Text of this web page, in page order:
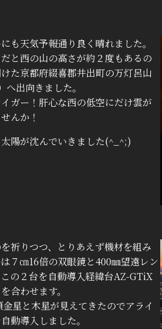
も天気予報通り良く晴れました。
と西の山の高さが約２度もあるの
た京都府綴喜郡井出町の万灯呂山
出向きました。
ガー！肝心な西の低空にだけ雲が
んか！
陽が沈んでいきました(^_^;)
祈りつつ、とりあえず機材を組み
７㎝16倍の双眼鏡と400㎜望遠レン
の２台を自動導入経緯台AZ-GTiX
合わせます。
星と木星が見えてきたのでアライ
動導入しました。